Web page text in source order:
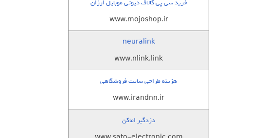
خرید سی پی کالاف دیوتی موبایل ارزان
www.mojoshop.ir
neuralink
www.nlink.link
هزینه طراحی سایت فروشگاهی
www.irandnn.ir
دزدگیر اماکن